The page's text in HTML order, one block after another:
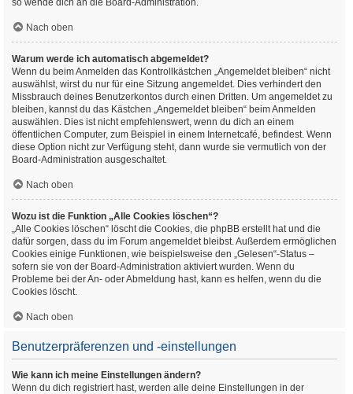
so wende dich an die Board-Administration.
Nach oben
Warum werde ich automatisch abgemeldet?
Wenn du beim Anmelden das Kontrollkästchen „Angemeldet bleiben“ nicht
auswählst, wirst du nur für eine Sitzung angemeldet. Dies verhindert den
Missbrauch deines Benutzerkontos durch einen Dritten. Um angemeldet zu
bleiben, kannst du das Kästchen „Angemeldet bleiben“ beim Anmelden
auswählen. Dies ist nicht empfehlenswert, wenn du dich an einem
öffentlichen Computer, zum Beispiel in einem Internetcafé, befindest. Wenn
diese Option nicht zur Verfügung steht, dann wurde sie vermutlich von der
Board-Administration ausgeschaltet.
Nach oben
Wozu ist die Funktion „Alle Cookies löschen“?
„Alle Cookies löschen“ löscht die Cookies, die phpBB erstellt hat und die
dafür sorgen, dass du im Forum angemeldet bleibst. Außerdem ermöglichen
Cookies einige Funktionen, wie beispielsweise den „Gelesen“-Status –
sofern sie von der Board-Administration aktiviert wurden. Wenn du
Probleme bei der An- oder Abmeldung hast, kann es helfen, wenn du die
Cookies löscht.
Nach oben
Benutzerpräferenzen und -einstellungen
Wie kann ich meine Einstellungen ändern?
Wenn du dich registriert hast, werden alle deine Einstellungen in der